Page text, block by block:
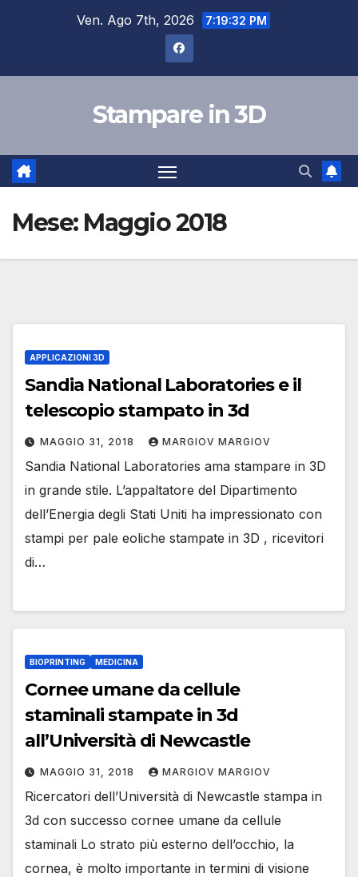
Ven. Ago 7th, 2026 7:19:33 PM
Stampare in 3D
Mese: Maggio 2018
APPLICAZIONI 3D
Sandia National Laboratories e il
telescopio stampato in 3d
MAGGIO 31, 2018 MARGIOV MARGIOV
Sandia National Laboratories ama stampare in 3D
in grande stile. L’appaltatore del Dipartimento
dell’Energia degli Stati Uniti ha impressionato con
stampi per pale eoliche stampate in 3D , ricevitori
di…
BIOPRINTING MEDICINA
Cornee umane da cellule
staminali stampate in 3d
all’Università di Newcastle
MAGGIO 31, 2018 MARGIOV MARGIOV
Ricercatori dell’Università di Newcastle stampa in
3d con successo cornee umane da cellule
staminali Lo strato più esterno dell’occhio, la
cornea, è molto importante in termini di visione